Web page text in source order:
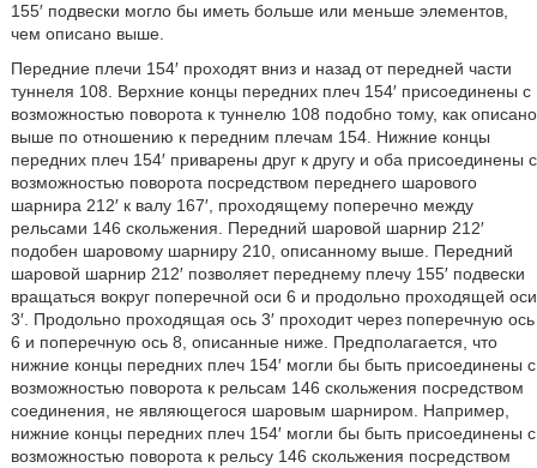
155′ подвески могло бы иметь больше или меньше элементов,
чем описано выше.
Передние плечи 154′ проходят вниз и назад от передней части
туннеля 108. Верхние концы передних плеч 154′ присоединены с
возможностью поворота к туннелю 108 подобно тому, как описано
выше по отношению к передним плечам 154. Нижние концы
передних плеч 154′ приварены друг к другу и оба присоединены с
возможностью поворота посредством переднего шарового
шарнира 212′ к валу 167′, проходящему поперечно между
рельсами 146 скольжения. Передний шаровой шарнир 212′
подобен шаровому шарниру 210, описанному выше. Передний
шаровой шарнир 212′ позволяет переднему плечу 155′ подвески
вращаться вокруг поперечной оси 6 и продольно проходящей оси
3′. Продольно проходящая ось 3′ проходит через поперечную ось
6 и поперечную ось 8, описанные ниже. Предполагается, что
нижние концы передних плеч 154′ могли бы быть присоединены с
возможностью поворота к рельсам 146 скольжения посредством
соединения, не являющегося шаровым шарниром. Например,
нижние концы передних плеч 154′ могли бы быть присоединены с
возможностью поворота к рельсу 146 скольжения посредством